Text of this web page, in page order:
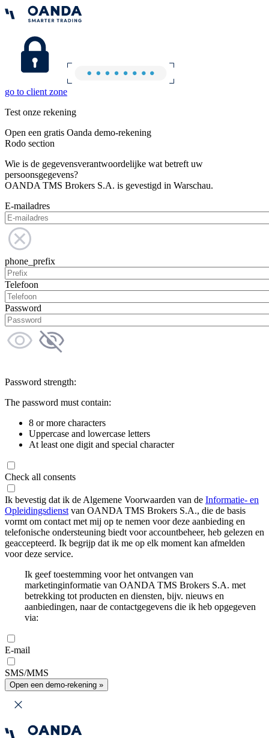
go to client zone
Test onze rekening
Open een gratis Oanda demo-rekening
Rodo section
Wie is de gegevensverantwoordelijke wat betreft uw
persoonsgegevens?
OANDA TMS Brokers S.A. is gevestigd in Warschau.
E-mailadres
phone_prefix
Telefoon
Password
Password strength:
The password must contain:
8 or more characters
Uppercase and lowercase letters
At least one digit and special character
Check all consents
Ik bevestig dat ik de Algemene Voorwaarden van de Informatie- en
Opleidingsdienst van OANDA TMS Brokers S.A., die de basis
vormt om contact met mij op te nemen voor deze aanbieding en
telefonische ondersteuning biedt voor accountbeheer, heb gelezen en
geaccepteerd. Ik begrijp dat ik me op elk moment kan afmelden
voor deze service.
Ik geef toestemming voor het ontvangen van
marketinginformatie van OANDA TMS Brokers S.A. met
betrekking tot producten en diensten, bijv. nieuws en
aanbiedingen, naar de contactgegevens die ik heb opgegeven
via:
E-mail
SMS/MMS
Open een demo-rekening »